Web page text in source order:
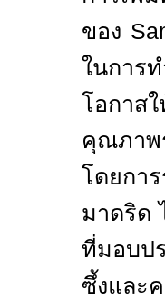
ของ
ในการ
โอกาส
คุณภาพ
โดยกา
มาดริด
ที่มอบป
ซึ้งและ